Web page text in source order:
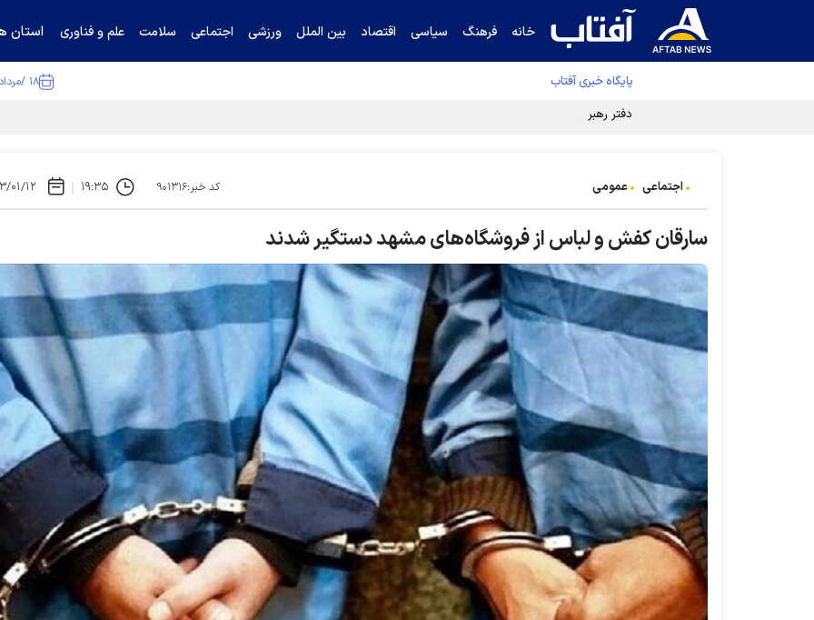
خانه فرهنگ سیاسی اقتصاد بین الملل ورزشی اجتماعی سلامت علم و فناوری استان
پایگاه خبری آفتاب ۱۸ /مرداد /۱۴۰۵
دفتر رهبر انقلاب ادعای خرازی درباره پزشکیان را تکذیب کرد
اجتماعی عمومی کد خبر:۹۰۱۳۱۶ ۱۹:۳۵ ۱۴۰۳/
سارقان کفش و لباس از فروشگاه‌های مشهد دستگیر شدند